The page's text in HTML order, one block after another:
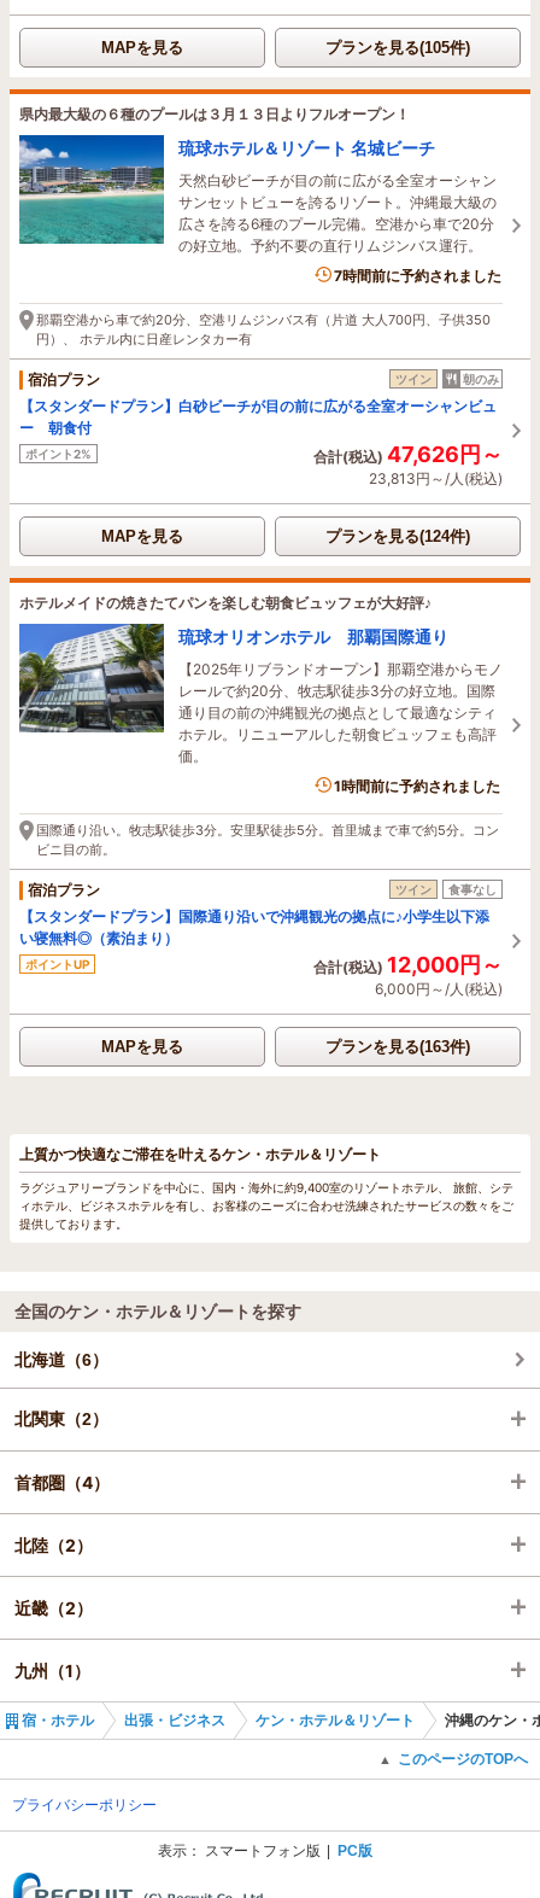
MAPを見る プランを見る(105件)
県内最大級の６種のプールは３月１３日よりフルオープン！
琉球ホテル＆リゾート 名城ビーチ
天然白砂ビーチが目の前に広がる全室オーシャン
サンセットビューを誇るリゾート。沖縄最大級の
広さを誇る6種のプール完備。空港から車で20分
の好立地。予約不要の直行リムジンバス運行。
4名がこの宿を見ています
7時間前に予約されました
那覇空港から車で約20分、空港リムジンバス有（片道 大人700円、子供350
円）、 ホテル内に日産レンタカー有
宿泊プラン ツイン 朝のみ
【スタンダードプラン】白砂ビーチが目の前に広がる全室オーシャンビュ
ー 朝食付
ポイント2% 合計(税込) 47,626円～
23,813円～/人(税込)
MAPを見る プランを見る(124件)
ホテルメイドの焼きたてパンを楽しむ朝食ビュッフェが大好評♪
琉球オリオンホテル 那覇国際通り
【2025年リブランドオープン】那覇空港からモノ
レールで約20分、牧志駅徒歩3分の好立地。国際
通り目の前の沖縄観光の拠点として最適なシティ
ホテル。リニューアルした朝食ビュッフェも高評
価。
1時間前に予約されました
国際通り沿い。牧志駅徒歩3分。安里駅徒歩5分。首里城まで車で約5分。コン
ビニ目の前。
宿泊プラン ツイン 食事なし
【スタンダードプラン】国際通り沿いで沖縄観光の拠点に♪小学生以下添
い寝無料◎（素泊まり）
ポイントUP 合計(税込) 12,000円～
6,000円～/人(税込)
MAPを見る プランを見る(163件)
上質かつ快適なご滞在を叶えるケン・ホテル＆リゾート
ラグジュアリーブランドを中心に、国内・海外に約9,400室のリゾートホテル、 旅館、シテ
ィホテル、ビジネスホテルを有し、お客様のニーズに合わせ洗練されたサービスの数々をご
提供しております。
全国のケン・ホテル＆リゾートを探す
北海道（6）
北関東（2）
栃木（2）
首都圏（4）
東京（2）
神奈川（2）
北陸（2）
石川（2）
近畿（2）
京都（1）
大阪（1）
九州（1）
福岡（1）
宿・ホテル 出張・ビジネス ケン・ホテル＆リゾート 沖縄のケン・
▲ このページのTOPへ
プライバシーポリシー
表示： スマートフォン版 PC版